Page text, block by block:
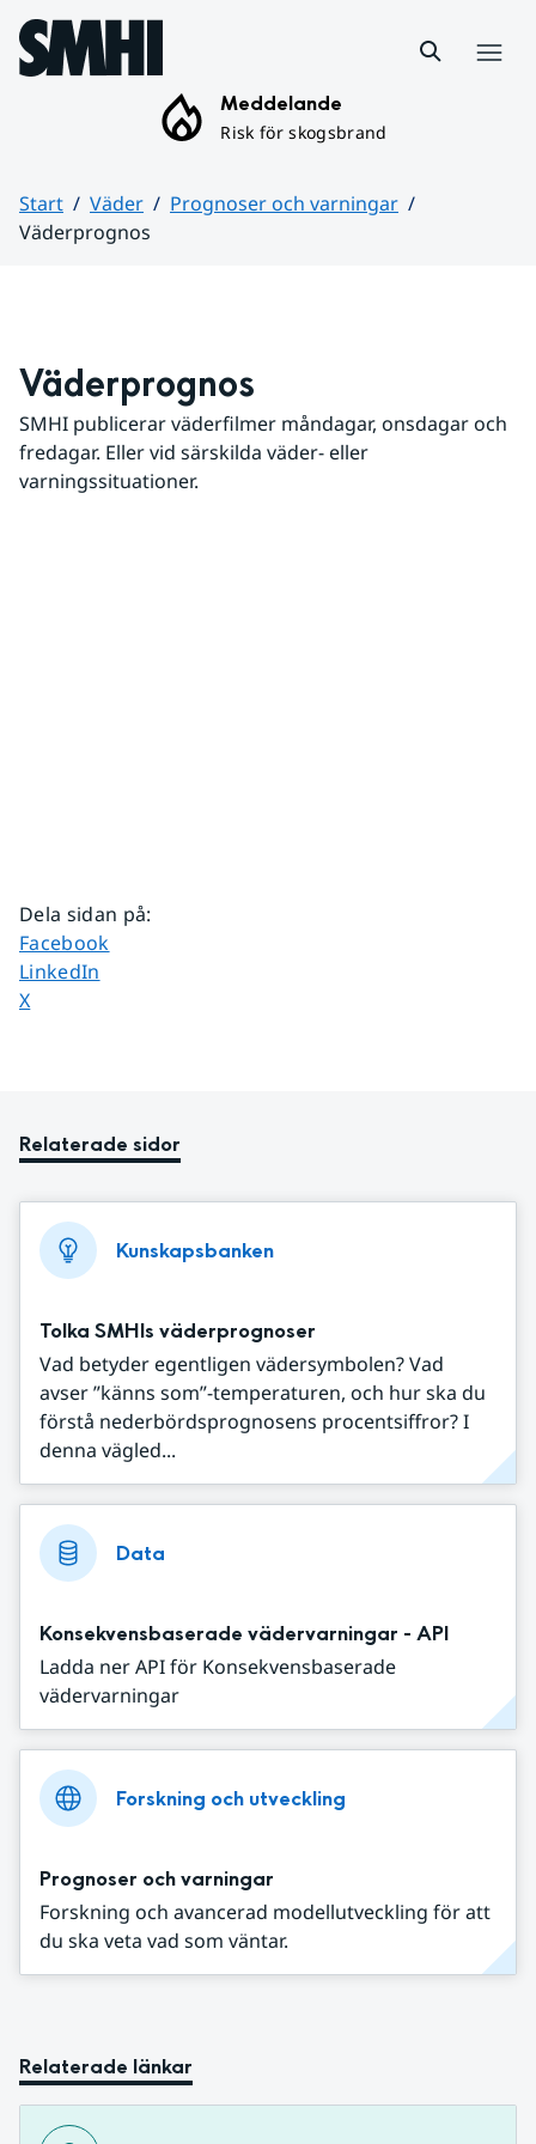
Hoppa till sidans innehåll
Meddelande
Risk för skogsbrand
Start Väder
Prognoser och varningar
Väderprognos
Väderprognos
SMHI publicerar väderfilmer måndagar, onsdagar och
fredagar. Eller vid särskilda väder- eller
varningssituationer.
Dela sidan på:
Dela sidan på
Facebook
Dela sidan på
LinkedIn
Dela sidan på
X
Relaterade sidor
Kunskapsbanken
Tolka SMHIs väderprognoser
Vad betyder egentligen vädersymbolen? Vad
avser ”känns som”-temperaturen, och hur ska du
förstå nederbördsprognosens procentsiffror? I
denna vägled...
Data
Konsekvensbaserade vädervarningar - API
Ladda ner API för Konsekvensbaserade
vädervarningar
Forskning och utveckling
Prognoser och varningar
Forskning och avancerad modellutveckling för att
du ska veta vad som väntar.
Relaterade länkar